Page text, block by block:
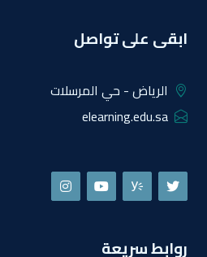
ابقى على تواصل
الرياض - حي المرسلات
elearning.edu.sa
روابط سريعة